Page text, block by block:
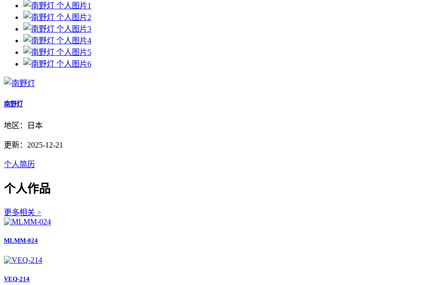
南野灯
地区：日本
更新：2025-12-21
个人简历
个人作品
更多相关 >
MLMM-024
VEQ-214